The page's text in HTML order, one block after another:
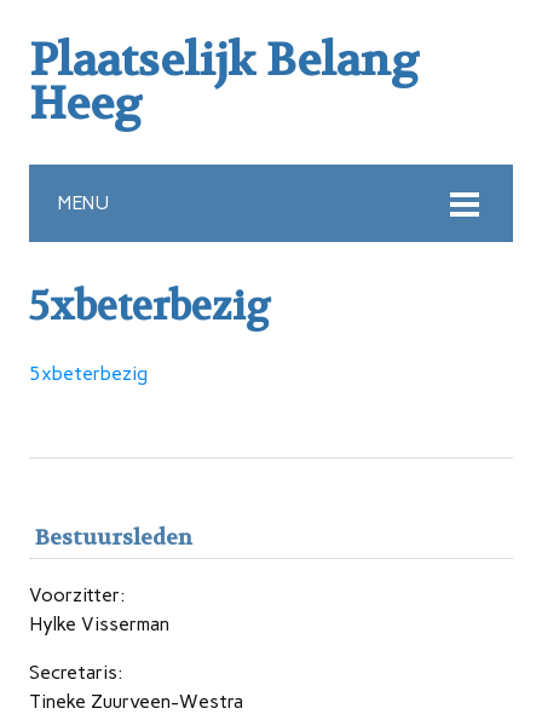
Plaatselijk Belang
Heeg
MENU
5xbeterbezig
5xbeterbezig
Bestuursleden
Voorzitter:
Hylke Visserman
Secretaris:
Tineke Zuurveen-Westra